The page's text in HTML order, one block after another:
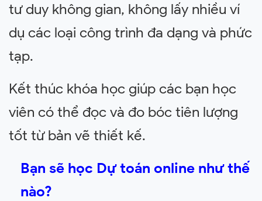
tư duy không gian, không lấy nhiều ví
dụ các loại công trình đa dạng và phức
tạp.
Kết thúc khóa học giúp các bạn học
viên có thể đọc và đo bóc tiên lượng
tốt từ bản vẽ thiết kế.
Bạn sẽ học Dự toán online như thế
nào?